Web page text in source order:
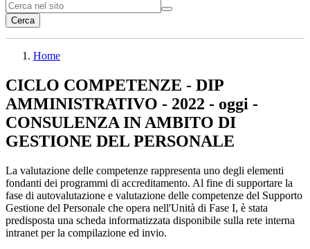
Cerca
Home
CICLO COMPETENZE - DIP
AMMINISTRATIVO - 2022 - oggi -
CONSULENZA IN AMBITO DI
GESTIONE DEL PERSONALE
La valutazione delle competenze rappresenta uno degli elementi
fondanti dei programmi di accreditamento. Al fine di supportare la
fase di autovalutazione e valutazione delle competenze del Supporto
Gestione del Personale che opera nell'Unità di Fase I, è stata
predisposta una scheda informatizzata disponibile sulla rete interna
intranet per la compilazione ed invio.